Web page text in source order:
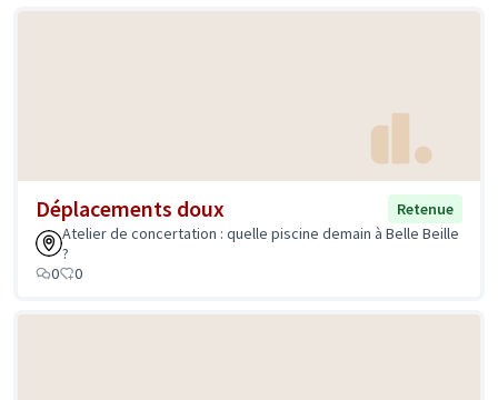
Déplacements doux
Retenue
Atelier de concertation : quelle piscine demain à Belle Beille
?
0
0